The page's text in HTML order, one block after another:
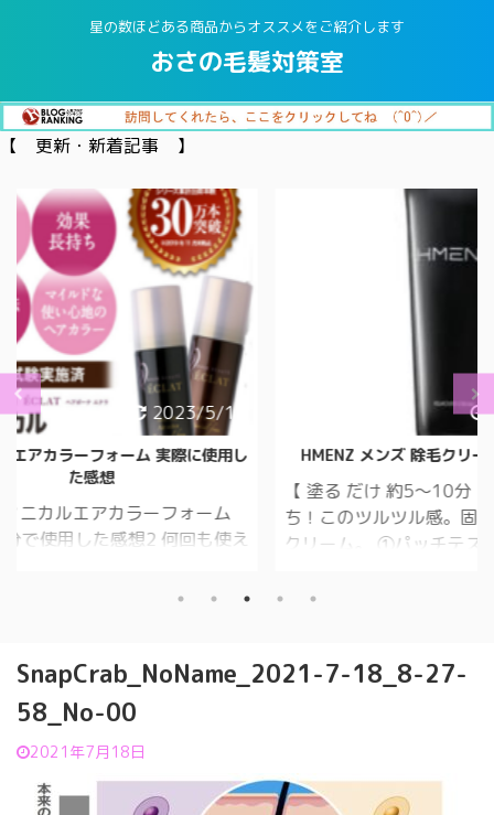
星の数ほどある商品からオススメをご紹介します
おさの毛髪対策室
【 更新・新着記事 】
5/17
使用し
ーム
使え
ラー
アカ
購入
ー
全
HMENZ メンズ 除毛クリーム 医薬部外品
【 塗る だけ 約5～10分 】ごっそり落
ち！このツルツル感。固く垂れにくい
クリーム。 ①パッチテストはした方が
ー起こします。 ②手触りはリンスみた
も大丈夫ですが、出来れば、なるべく2
センチくらいが良いかと思います。 ⑤
ほとんどチクチク感は有りません。 ⑥
時間経ちましたらガーゼとかと書いて
ますが、自分は100均のクイックルワイ
パー使用しました。 ⑦擦るように毛を
「育
目次1
ップ
髪の
る1.5
SnapCrab_NoName_2021-7-18_8-27-
58_No-00
2021年7月18日